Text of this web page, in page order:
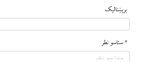
بريښناليک
* ستاسو نظر